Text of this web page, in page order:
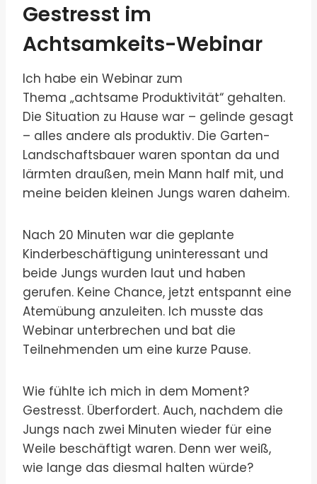
Gestresst im
Achtsamkeits-Webinar
Ich habe ein Webinar zum
Thema „achtsame Produktivität“ gehalten.
Die Situation zu Hause war – gelinde gesagt
– alles andere als produktiv. Die Garten-
Landschaftsbauer waren spontan da und
lärmten draußen, mein Mann half mit, und
meine beiden kleinen Jungs waren daheim.
Nach 20 Minuten war die geplante
Kinderbeschäftigung uninteressant und
beide Jungs wurden laut und haben
gerufen. Keine Chance, jetzt entspannt eine
Atemübung anzuleiten. Ich musste das
Webinar unterbrechen und bat die
Teilnehmenden um eine kurze Pause.
Wie fühlte ich mich in dem Moment?
Gestresst. Überfordert. Auch, nachdem die
Jungs nach zwei Minuten wieder für eine
Weile beschäftigt waren. Denn wer weiß,
wie lange das diesmal halten würde?